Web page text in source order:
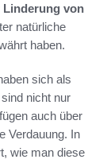
Linderung von
natürliche
haben.
sich als
nicht nur
auch über
Verdauung. In
wie man diese